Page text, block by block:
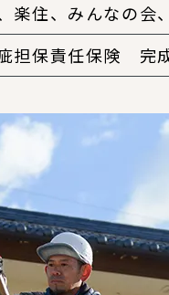
楽住、 みんなの会、
担保責任保険 完